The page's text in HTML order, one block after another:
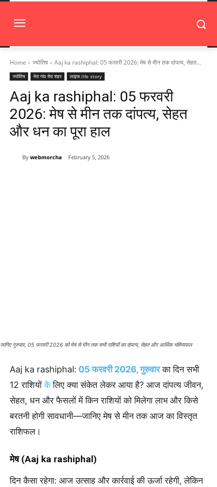
Home ज्योतिष Aaj ka rashiphal: 05 फरवरी 2026: मेष से मीन तक दांपत्य, सेहत...
ज्योतिष मेरा गांव मेरा शहर लाइफ life story
Aaj ka rashiphal: 05 फरवरी
2026: मेष से मीन तक दांपत्य, सेहत
और धन का पूरा हाल
By webmorcha February 5, 2026
जानिए गुरुवार, 05 फरवरी 2026 को मेष से मीन तक सभी राशियों का दांपत्य, सेहत और आर्थिक भविष्यफल
Aaj ka rashiphal: 05 फरवरी 2026, गुरुवारका दिन सभी
12 राशियोंकेलिए क्या संकेत लेकर आया है? आज दांपत्य जीवन,
सेहत, धन और फैसलों में किन राशियों को मिलेगा लाभ और किसे
बरतनी होगी सावधानी—जानिए मेष से मीन तक आज का विस्तृत
राशिफल।
मेष (Aaj ka rashiphal)
दिन कैसा रहेगा: आज उत्साह और कार्रवाई की ऊर्जा रहेगी, लेकिन